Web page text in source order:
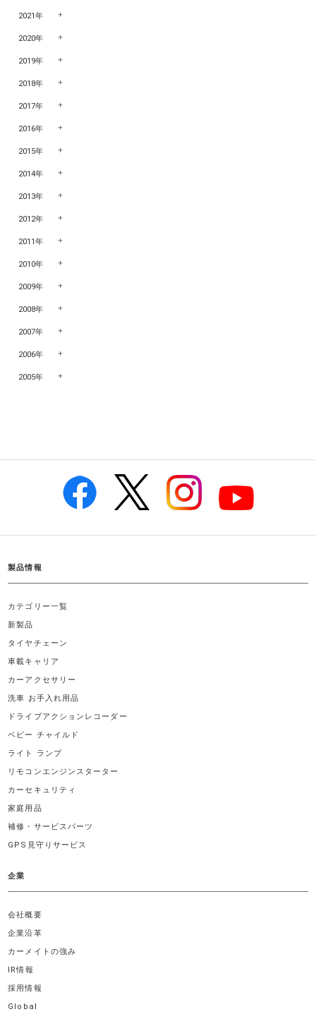
2021年
2020年
2019年
2018年
2017年
2016年
2015年
2014年
2013年
2012年
2011年
2010年
2009年
2008年
2007年
2006年
2005年
製品情報
カテゴリー一覧
新製品
タイヤチェーン
車載キャリア
カーアクセサリー
洗車 お手入れ用品
ドライブアクションレコーダー
ベビー チャイルド
ライト ランプ
リモコンエンジンスターター
カーセキュリティ
家庭用品
補修・サービスパーツ
GPS見守りサービス
企業
会社概要
企業沿革
カーメイトの強み
IR情報
採用情報
Global